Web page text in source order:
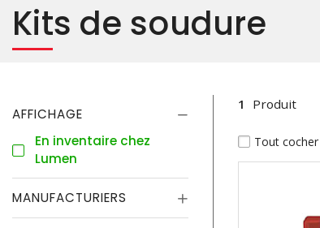
Kits de soudure
AFFICHAGE
En inventaire chez
Lumen
MANUFACTURIERS
1 Produit
Tout cocher